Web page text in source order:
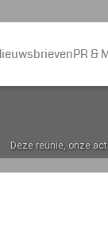
PR &
Deze reünie, onze